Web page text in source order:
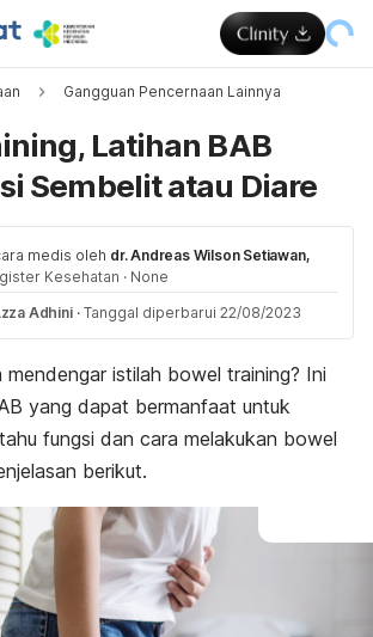
Gangguan Pencernaan Lainnya
Latihan BAB
Sembelit atau Diare
medis oleh dr. Andreas Wilson Setiawan,
Kesehatan · None
Adhini · Tanggal diperbarui 22/08/2023
mendengar istilah bowel training? Ini
yang dapat bermanfaat untuk
fungsi dan cara melakukan bowel
berikut.